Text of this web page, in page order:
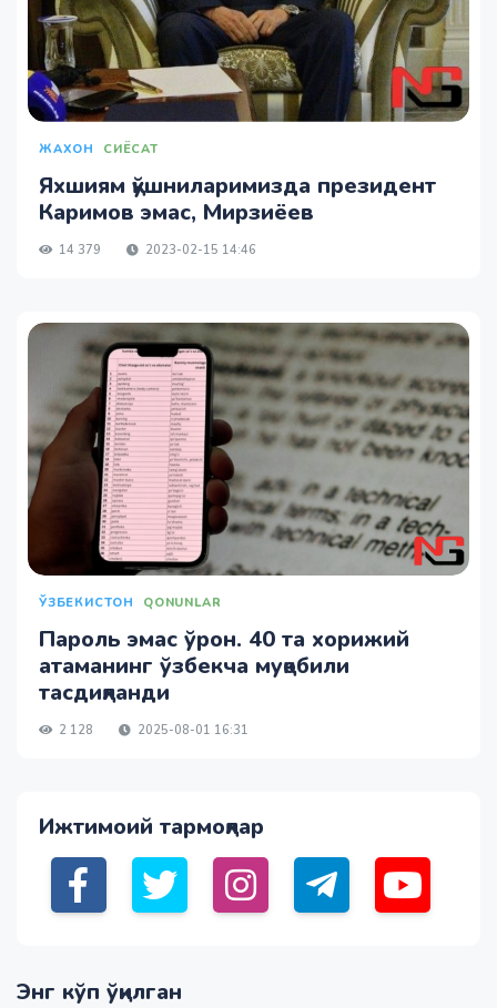
ЖАХОН СИЁСАТ
Яхшиям қўшниларимизда президент
Каримов эмас, Мирзиёев
14 379 2023-02-15 14:46
ЎЗБЕКИСТОН QONUNLAR
Пароль эмас ўрон. 40 та хорижий
атаманинг ўзбекча муқобили
тасдиқланди
2 128 2025-08-01 16:31
Ижтимоий тармоқлар
Энг кўп ўқилган